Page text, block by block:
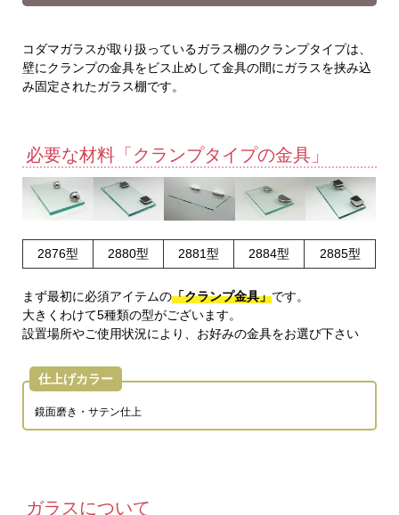
コダマガラスが取り扱っているガラス棚のクランプタイプは、
壁にクランプの金具をビス止めして金具の間にガラスを挟み込
み固定されたガラス棚です。
必要な材料「クランプタイプの金具」
2876型 2880型 2881型 2884型 2885型
まず最初に必須アイテムの「クランプ金具」です。
大きくわけて5種類の型がございます。
設置場所やご使用状況により、お好みの金具をお選び下さい
仕上げカラー
鏡面磨き・サテン仕上
ガラスについて